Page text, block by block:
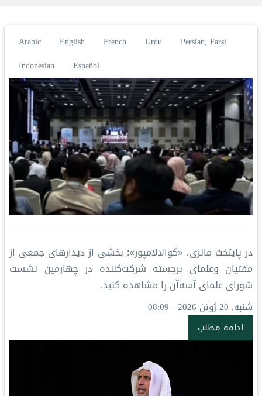
Arabic English French Urdu
Persian, Farsi
Indonesian
Español
در پایتخت مالزی، «کوالالامپور»: بخشی از دیدارهای جمعی از
مفتیان وعلمای برجسته شرکت‌کننده در چهارمین نشست
شورای علمای آسه‌آن را مشاهده کنید.
شنبه, 20 ژوئن 2026 - 08:09
ادامه مطلب